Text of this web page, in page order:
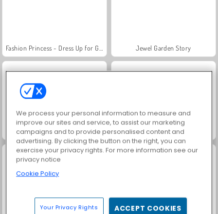
Jewel Garden Story
Masha and the Bear: Meadows Royal Story
We process your personal information to measure and
improve our sites and service, to assist our marketing
campaigns and to provide personalised content and
advertising. By clicking the button on the right, you can
exercise your privacy rights. For more information see our
privacy notice
Cookie Policy
Your Privacy Rights ACCEPT COOKIES